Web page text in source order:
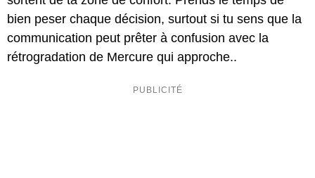
bien peser chaque décision, surtout si tu sens que la
communication peut prêter à confusion avec la
rétrogradation de Mercure qui approche..